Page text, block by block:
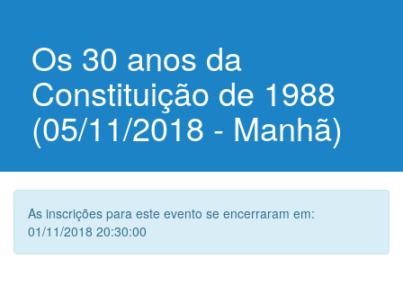
Os 30 anos da
Constituição de 1988
(05/11/2018 - Manhã)
As inscrições para este evento se encerraram em:
01/11/2018 20:30:00